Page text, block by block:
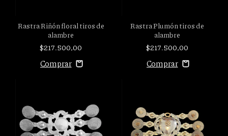
Rastra Riñón floral tiros de
alambre
$217.500,00
Rastra Plumón tiros de
alambre
$217.500,00